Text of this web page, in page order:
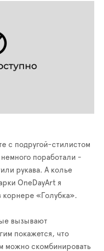
с подругой-стилистом
поработали -
рукава. А колье
OneDayArt я
корнере «Голубка».
вызывают
покажется, что
можно скомбинировать